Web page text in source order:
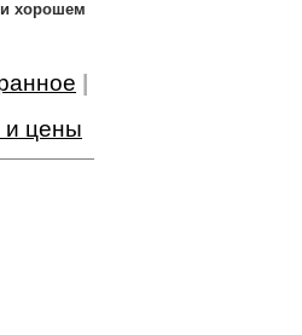
хорошем
и цены